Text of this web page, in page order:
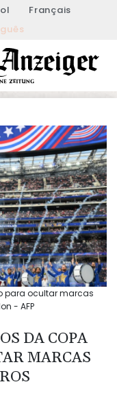
Français
para ocultar marcas
- AFP
DA COPA
MARCAS